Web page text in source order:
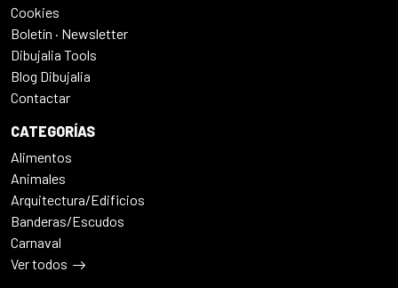
Cookies
Boletín · Newsletter
Dibujalia Tools
Blog Dibujalia
Contactar
CATEGORÍAS
Alimentos
Animales
Arquitectura/Edificios
Banderas/Escudos
Carnaval
Ver todos